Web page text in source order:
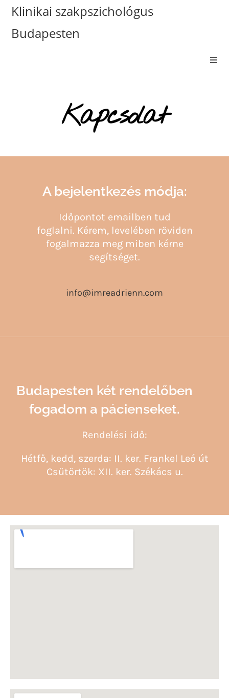
Klinikai szakpszichológus
Budapesten
Kapcsolat
A bejelentkezés módja:
Időpontot emailben tud
foglalni. Kérem, levelében röviden
fogalmazza meg miben kérne
segítséget.
info@imreadrienn.com
Budapesten két rendelőben
fogadom a pácienseket.
Rendelési idő:
Hétfő, kedd, szerda: II. ker. Frankel Leó út
Csütörtök: XII. ker. Székács u.